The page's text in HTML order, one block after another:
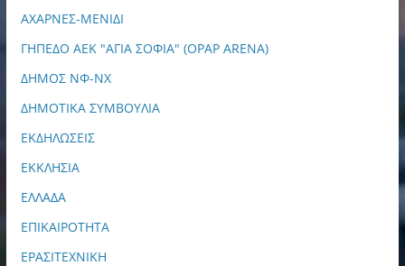
ΑΧΑΡΝΕΣ-ΜΕΝΙΔΙ
ΓΗΠΕΔΟ ΑΕΚ "ΑΓΙΑ ΣΟΦΙΑ" (OPAP ARENA)
ΔΗΜΟΣ ΝΦ-ΝΧ
ΔΗΜΟΤΙΚΑ ΣΥΜΒΟΥΛΙΑ
ΕΚΔΗΛΩΣΕΙΣ
ΕΚΚΛΗΣΙΑ
ΕΛΛΑΔΑ
ΕΠΙΚΑΙΡΟΤΗΤΑ
ΕΡΑΣΙΤΕΧΝΙΚΗ